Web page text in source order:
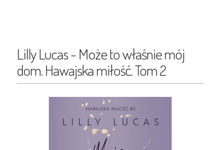
Lilly Lucas - Może to właśnie mój
dom. Hawajska miłość. Tom 2